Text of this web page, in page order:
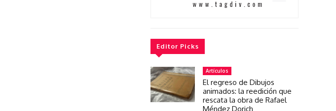
Editor Picks
Artículos
El regreso de Dibujos
animados: la reedición que
rescata la obra de Rafael
Méndez Dorich